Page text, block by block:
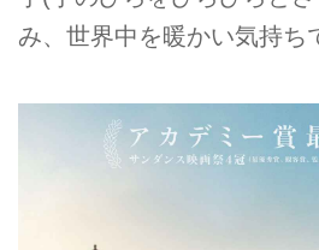
み、世界中を暖かい気持ち